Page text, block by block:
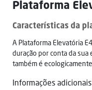
Plataforma
Características da
A Plataforma Elevatória
duração por conta da sua
também é
Informações adicionais